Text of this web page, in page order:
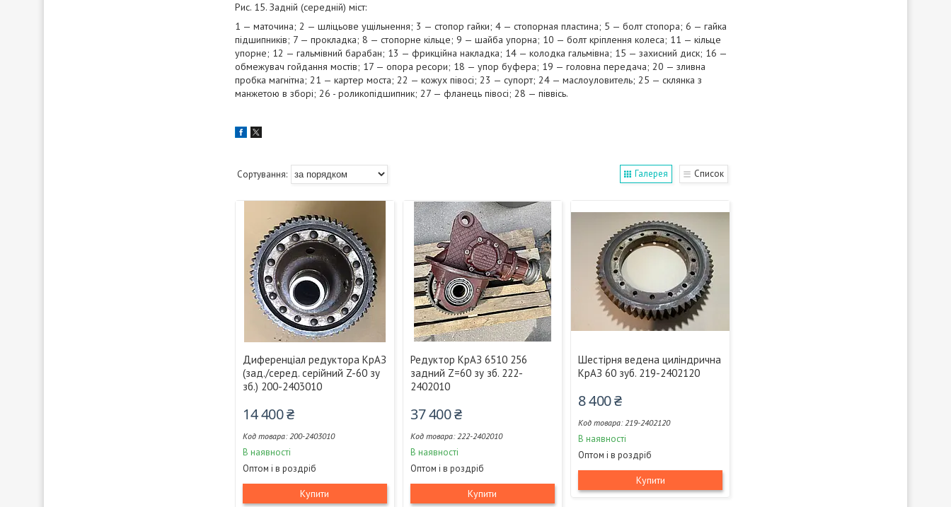
Рис. 15. Задній (середній) міст:
1 — маточина; 2 — шліцьове ущільнення; 3 — стопор гайки; 4 — стопорная пластина; 5 — болт стопора; 6 — гайка
підшипників; 7 — прокладка; 8 — стопорне кільце; 9 — шайба упорна; 10 — болт кріплення колеса; 11 — кільце
упорне; 12 — гальмівний барабан; 13 — фрикційна накладка; 14 — колодка гальмівна; 15 — захисний диск; 16 —
обмежувач гойдання мостів; 17 — опора ресори; 18 — упор буфера; 19 — головна передача; 20 — зливна
пробка магнітна; 21 — картер моста; 22 — кожух півосі; 23 — супорт; 24 — маслоуловитель; 25 — склянка з
манжетою в зборі; 26 - роликопідшипник; 27 — фланець півосі; 28 — піввісь.
Галерея Список
Диференціал редуктора КрАЗ
(зад./серед. серійний Z-60 зу
зб.) 200-2403010
14 400 ₴
200-2403010
В наявності
Оптом і в роздріб
Купити
Редуктор КрАЗ 6510 256
задний Z=60 зу зб. 222-
2402010
37 400 ₴
222-2402010
В наявності
Оптом і в роздріб
Купити
Шестірня ведена циліндрична
КрАЗ 60 зуб. 219-2402120
8 400 ₴
219-2402120
В наявності
Оптом і в роздріб
Купити